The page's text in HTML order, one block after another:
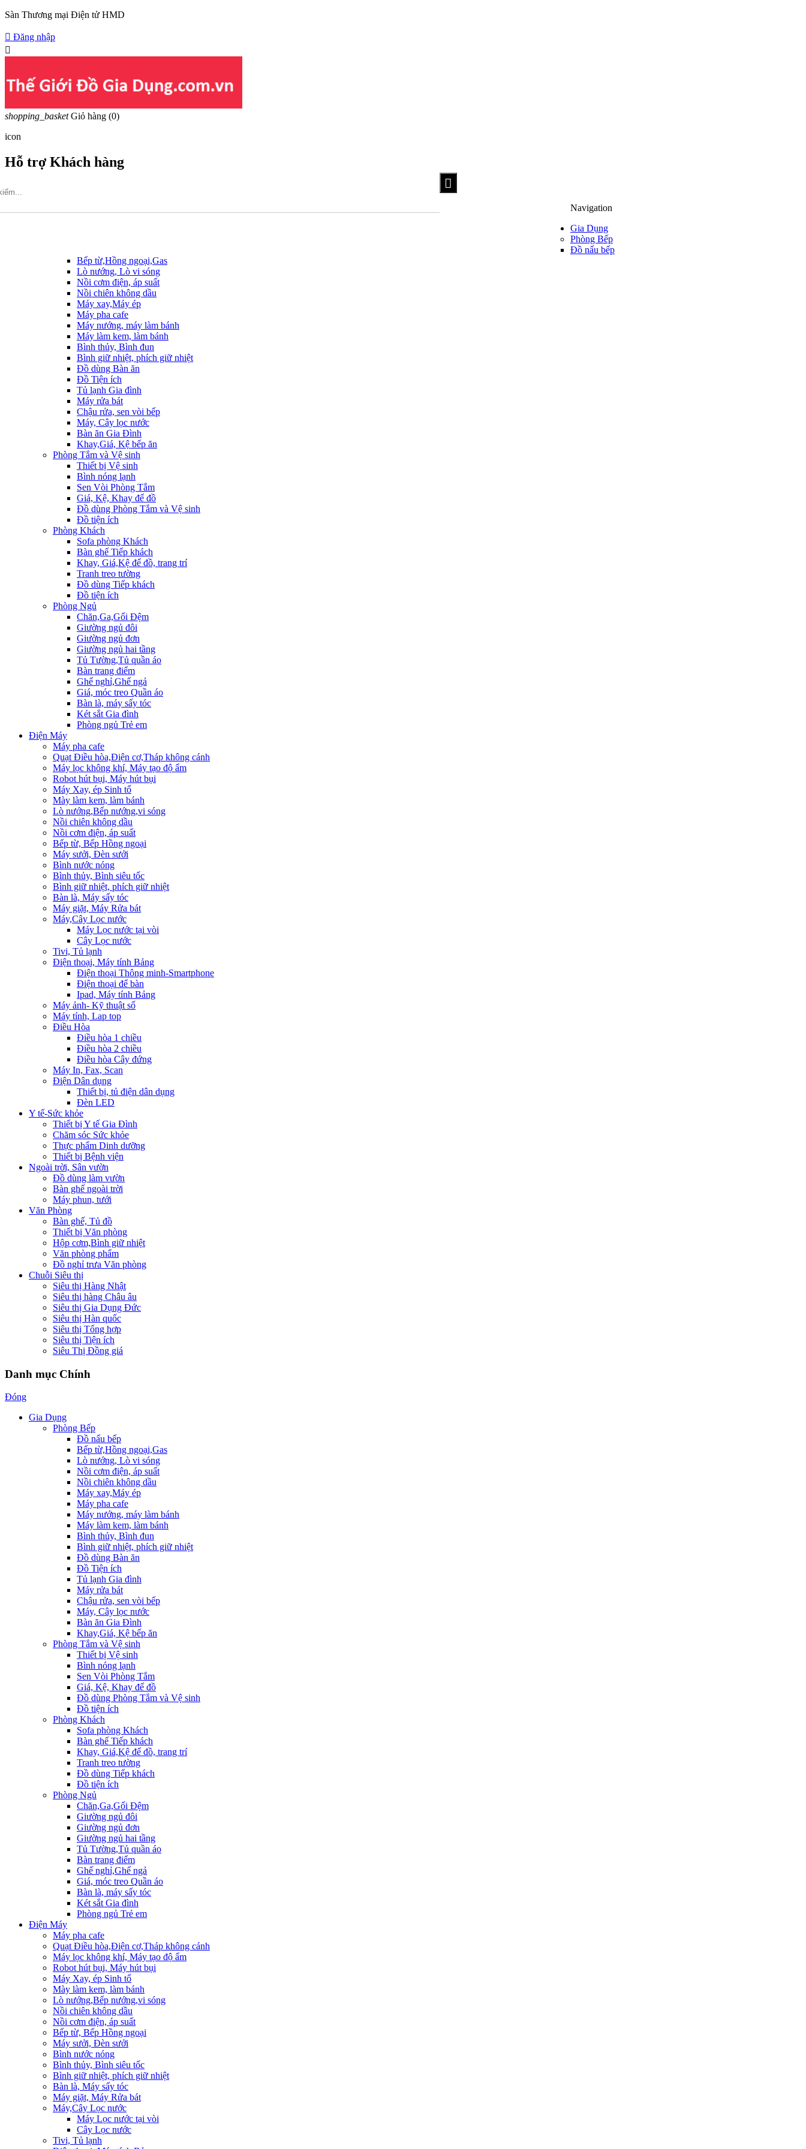
Sàn Thương mại Điện tử HMD
 Đăng nhập

shopping_basket Giỏ hàng (0)
icon
Hỗ trợ Khách hàng
Hotline: 09317.456.44
Navigation
Gia Dụng
Phòng Bếp
Đồ nấu bếp
Bếp từ,Hồng ngoại,Gas
Lò nướng, Lò vi sóng
Nồi cơm điện, áp suất
Nồi chiên không dầu
Máy xay,Máy ép
Máy pha cafe
Máy nướng, máy làm bánh
Máy làm kem, làm bánh
Bình thủy, Bình đun
Bình giữ nhiệt, phích giữ nhiệt
Đồ dùng Bàn ăn
Đồ Tiện ích
Tủ lạnh Gia đình
Máy rửa bát
Chậu rửa, sen vòi bếp
Máy, Cây lọc nước
Bàn ăn Gia Đình
Khay,Giá, Kệ bếp ăn
Phòng Tắm và Vệ sinh
Thiết bị Vệ sinh
Bình nóng lạnh
Sen Vòi Phòng Tắm
Giá, Kệ, Khay để đồ
Đồ dùng Phòng Tắm và Vệ sinh
Đồ tiện ích
Phòng Khách
Sofa phòng Khách
Bàn ghế Tiếp khách
Khay, Giá,Kệ để đồ, trang trí
Tranh treo tường
Đồ dùng Tiếp khách
Đồ tiện ích
Phòng Ngủ
Chăn,Ga,Gối Đệm
Giường ngủ đôi
Giường ngủ đơn
Giường ngủ hai tầng
Tủ Tường,Tủ quần áo
Bàn trang điểm
Ghế nghỉ,Ghế ngả
Giá, móc treo Quần áo
Bàn là, máy sấy tóc
Két sắt Gia đình
Phòng ngủ Trẻ em
Điện Máy
Máy pha cafe
Quạt Điều hòa,Điện cơ,Tháp không cánh
Máy lọc không khí, Máy tạo độ ẩm
Robot hút bụi, Máy hút bụi
Máy Xay, ép Sinh tố
Mày làm kem, làm bánh
Lò nướng,Bếp nướng,vi sóng
Nồi chiên không dầu
Nồi cơm điện, áp suất
Bếp từ, Bếp Hồng ngoại
Máy sưởi, Đèn sưởi
Bình nước nóng
Bình thủy, Bình siêu tốc
Bình giữ nhiệt, phích giữ nhiệt
Bàn là, Máy sấy tóc
Máy giặt, Máy Rửa bát
Máy,Cây Lọc nước
Máy Lọc nước tại vòi
Cây Lọc nước
Tivi, Tủ lạnh
Điện thoại, Máy tính Bảng
Điện thoại Thông minh-Smartphone
Điện thoại để bàn
Ipad, Máy tính Bảng
Máy ảnh- Kỹ thuật số
Máy tính, Lap top
Điều Hòa
Điều hòa 1 chiều
Điều hòa 2 chiều
Điều hòa Cây đứng
Máy In, Fax, Scan
Điện Dân dụng
Thiết bị, tủ điện dân dụng
Đèn LED
Y tế-Sức khỏe
Thiết bị Y tế Gia Đình
Chăm sóc Sức khỏe
Thực phẩm Dinh dưỡng
Thiết bị Bệnh viện
Ngoài trời, Sân vườn
Đồ dùng làm vườn
Bàn ghế ngoài trời
Máy phun, tưới
Văn Phòng
Bàn ghế, Tủ đồ
Thiết bị Văn phòng
Hộp cơm,Bình giữ nhiệt
Văn phòng phẩm
Đồ nghỉ trưa Văn phòng
Chuỗi Siêu thị
Siêu thị Hàng Nhật
Siêu thị hàng Châu âu
Siêu thị Gia Dụng Đức
Siêu thị Hàn quốc
Siêu thị Tổng hợp
Siêu thị Tiện ích
Siêu Thị Đồng giá
Danh mục Chính
Đóng
Gia Dụng
Phòng Bếp
Đồ nấu bếp
Bếp từ,Hồng ngoại,Gas
Lò nướng, Lò vi sóng
Nồi cơm điện, áp suất
Nồi chiên không dầu
Máy xay,Máy ép
Máy pha cafe
Máy nướng, máy làm bánh
Máy làm kem, làm bánh
Bình thủy, Bình đun
Bình giữ nhiệt, phích giữ nhiệt
Đồ dùng Bàn ăn
Đồ Tiện ích
Tủ lạnh Gia đình
Máy rửa bát
Chậu rửa, sen vòi bếp
Máy, Cây lọc nước
Bàn ăn Gia Đình
Khay,Giá, Kệ bếp ăn
Phòng Tắm và Vệ sinh
Thiết bị Vệ sinh
Bình nóng lạnh
Sen Vòi Phòng Tắm
Giá, Kệ, Khay để đồ
Đồ dùng Phòng Tắm và Vệ sinh
Đồ tiện ích
Phòng Khách
Sofa phòng Khách
Bàn ghế Tiếp khách
Khay, Giá,Kệ để đồ, trang trí
Tranh treo tường
Đồ dùng Tiếp khách
Đồ tiện ích
Phòng Ngủ
Chăn,Ga,Gối Đệm
Giường ngủ đôi
Giường ngủ đơn
Giường ngủ hai tầng
Tủ Tường,Tủ quần áo
Bàn trang điểm
Ghế nghỉ,Ghế ngả
Giá, móc treo Quần áo
Bàn là, máy sấy tóc
Két sắt Gia đình
Phòng ngủ Trẻ em
Điện Máy
Máy pha cafe
Quạt Điều hòa,Điện cơ,Tháp không cánh
Máy lọc không khí, Máy tạo độ ẩm
Robot hút bụi, Máy hút bụi
Máy Xay, ép Sinh tố
Mày làm kem, làm bánh
Lò nướng,Bếp nướng,vi sóng
Nồi chiên không dầu
Nồi cơm điện, áp suất
Bếp từ, Bếp Hồng ngoại
Máy sưởi, Đèn sưởi
Bình nước nóng
Bình thủy, Bình siêu tốc
Bình giữ nhiệt, phích giữ nhiệt
Bàn là, Máy sấy tóc
Máy giặt, Máy Rửa bát
Máy,Cây Lọc nước
Máy Lọc nước tại vòi
Cây Lọc nước
Tivi, Tủ lạnh